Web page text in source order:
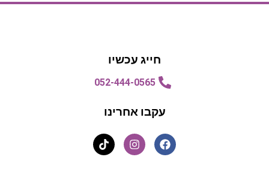
חייג עכשיו
052-444-0565
עקבו אחרינו